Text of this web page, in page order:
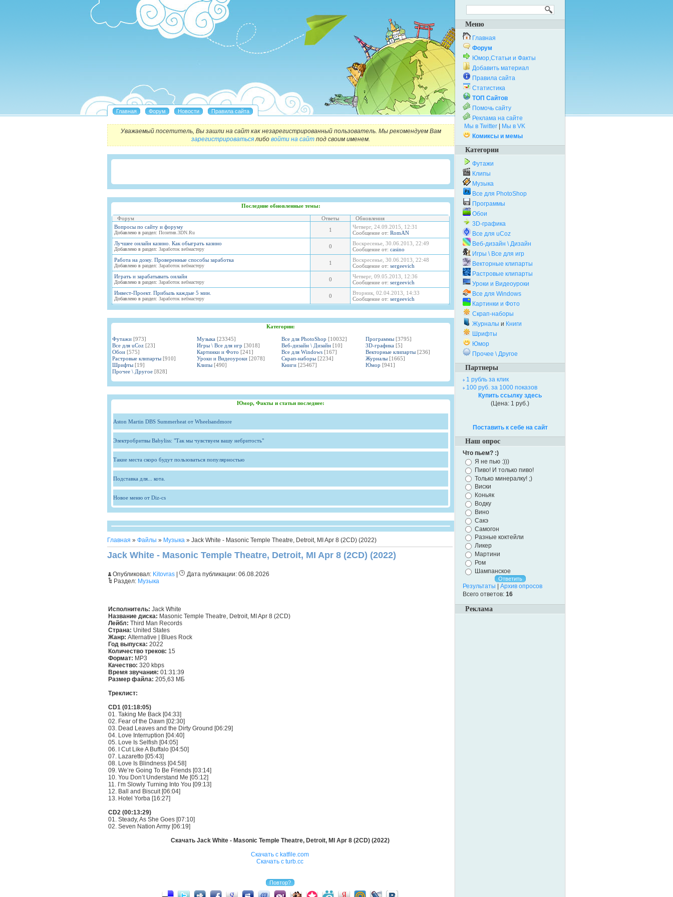
Уважаемый посетитель, Вы зашли на сайт как незарегистрированный пользователь. Мы рекомендуем Вам
зарегистрироватьсялибо войти на сайт под своим именем.
Последние обновленные темы:
Форум Ответы
Обновления
Вопросы по сайту и форуму
Добавлено в раздел: Позитив.3DN.Ru 1
Четверг, 24.09.2015, 12:31
Сообщение от: RomAN
Лучшее онлайн казино. Как обыграть казино
Добавлено в раздел: Заработок вебмастеру 0
Воскресенье, 30.06.2013, 22:49
Сообщение от: casino
Работа на дому. Проверенные способы заработка
Добавлено в раздел: Заработок вебмастеру 1
Воскресенье, 30.06.2013, 22:48
Сообщение от: sergeevich
Играть и зарабатывать онлайн
Добавлено в раздел: Заработок вебмастеру 0
Четверг, 09.05.2013, 12:36
Сообщение от: sergeevich
Инвест-Проект. Прибыль каждые 5 мин.
Добавлено в раздел: Заработок вебмастеру 0
Вторник, 02.04.2013, 14:33
Сообщение от: sergeevich
Категории:
Футажи [973] Музыка [23345] Все для PhotoShop [10032] Программы [3795]
Все для uCoz [23] Игры \ Все для игр [3018] Веб-дизайн \ Дизайн [10] 3D-графика [5]
Обои [575] Картинки и Фото [241] Все для Windows [167] Векторные клипарты [236]
Растровые клипарты [910] Уроки и Видеоуроки [2078] Скрап-наборы [2234] Журналы [1665]
Шрифты [19] Клипы [490] Книги [25467] Юмор [941]
Прочее \ Другое [828]
Юмор, Факты и статьи последнее:
Aston Martin DBS Summerheat от Wheelsandmore
Электробритвы Babyliss: "Так мы чувствуем вашу небритость"
Такие места скоро будут пользоваться популярностью
Подставка для... кота.
Новое меню от Diz-cs
Главная » Файлы » Музыка » Jack White - Masonic Temple Theatre, Detroit, MI Apr 8 (2CD) (2022)
Jack White - Masonic Temple Theatre, Detroit, MI Apr 8 (2CD) (2022)
Опубликовал: Kitovras Дата публикации: 06.08.2026
Раздел: Музыка
Исполнитель: Jack White
Название диска: Masonic Temple Theatre, Detroit, MI Apr 8 (2CD)
Лейбл: Third Man Records
Страна: United States
Жанр: Alternative | Blues Rock
Год выпуска: 2022
Количество треков: 15
Формат: MP3
Качество: 320 kbps
Время звучания: 01:31:39
Размер файла: 205,63 МБ
Треклист:
CD1 (01:18:05)
01. Taking Me Back [04:33]
02. Fear of the Dawn [02:30]
03. Dead Leaves and the Dirty Ground [06:29]
04. Love Interruption [04:40]
05. Love Is Selfish [04:05]
06. I Cut Like A Buffalo [04:50]
07. Lazaretto [05:43]
08. Love Is Blindness [04:58]
09. We’re Going To Be Friends [03:14]
10. You Don’t Understand Me [05:12]
11. I’m Slowly Turning Into You [09:13]
12. Ball and Biscuit [06:04]
13. Hotel Yorba [16:27]
CD2 (00:13:29)
01. Steady, As She Goes [07:10]
02. Seven Nation Army [06:19]
Скачать Jack White - Masonic Temple Theatre, Detroit, MI Apr 8 (2CD) (2022)
Скачать с katfile.com
Скачать с turb.cc
Меню
Главная
Форум
Юмор,Статьи и Факты
Добавить материал
Правила сайта
Статистика
ТОП Сайтов
Помочь сайту
Реклама на сайте
Мы в Twitter
Мы в VK
Комиксы и мемы
Категории
Футажи
Клипы
Музыка
Все для PhotoShop
Программы
Обои
3D-графика
Все для uCoz
Веб-дизайн \ Дизайн
Игры \ Все для игр
Векторные клипарты
Растровые клипарты
Уроки и Видеоуроки
Все для Windows
Картинки и Фото
Скрап-наборы
Журналы и Книги
Шрифты
Юмор
Прочее \ Другое
Партнеры
1 рубль за клик
100 руб. за 1000 показов
Купить ссылку здесь
(Цена: 1 руб.)
Поставить к себе на сайт
Наш опрос
Что пьем? :)
Я не пью :)))
Пиво! И только пиво!
Только минералку! ;)
Виски
Коньяк
Водку
Вино
Сакэ
Самогон
Разные коктейли
Ликер
Мартини
Ром
Шампанское
Результаты | Архив опросов
Всего ответов: 16
Реклама